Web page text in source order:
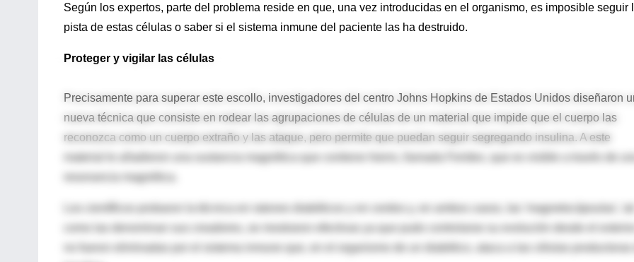
Según los expertos, parte del problema reside en que, una vez introducidas en el organismo, es imposible seguir
pista de estas células o saber si el sistema inmune del paciente las ha destruido.
Proteger y vigilar las células
Precisamente para superar este escollo, investigadores del centro Johns Hopkins de Estados Unidos diseñaron
nueva técnica que consiste en rodear las agrupaciones de células de un material que impide que el cuerpo las
reconozca como un cuerpo extraño y las ataque, pero permite que puedan seguir segregando insulina. A este
material le añadieron una sustancia magnética que contiene hierro, llamada Feridex, que es visible a través de una
resonancia magnética.
Los científicos probaron la técnica en ratones diabéticos y en cerdos y, en ambos casos, las 'magnetocápsulas', tal
no fueron eliminadas por el sistema inmune que, en el organismo de un diabético, ataca a las células productoras